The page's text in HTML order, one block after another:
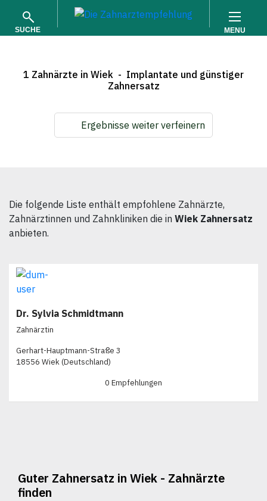
SUCHE MENU
1 Zahnärzte in Wiek - Implantate und günstiger
Zahnersatz
Ergebnisse weiter verfeinern
Die folgende Liste enthält empfohlene Zahnärzte,
Zahnärztinnen und Zahnkliniken die in Wiek Zahnersatz
anbieten.
Dr. Sylvia Schmidtmann
Zahnärztin
Gerhart-Hauptmann-Straße 3
18556 Wiek (Deutschland)
0 Empfehlungen
Guter Zahnersatz in Wiek - Zahnärzte
finden